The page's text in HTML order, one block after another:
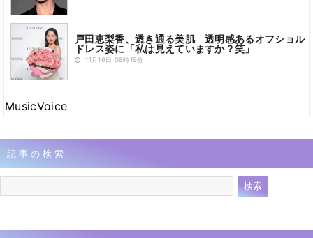
戸田恵梨香、透き通る美肌 透明感あるオフショル
ドレス姿に「私は見えていますか？笑」
11月16日 08時19分
MusicVoice
記事の検索